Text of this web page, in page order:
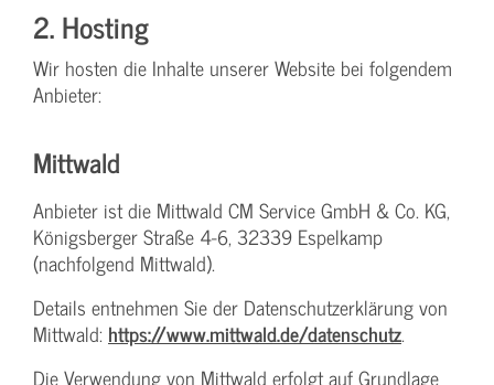
2. Hosting
Wir hosten die Inhalte unserer Website bei folgendem
Anbieter:
Mittwald
Anbieter ist die Mittwald CM Service GmbH & Co. KG,
Königsberger Straße 4-6, 32339 Espelkamp
(nachfolgend Mittwald).
Details entnehmen Sie der Datenschutzerklärung von
Mittwald: https://www.mittwald.de/datenschutz.
Die Verwendung von Mittwald erfolgt auf Grundlage